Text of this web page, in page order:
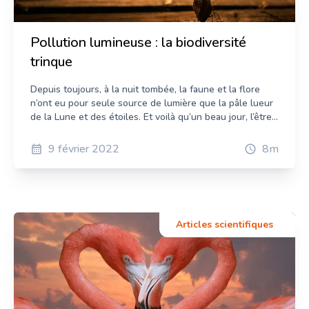
une gamme de fréquences dont certaines ne sont pas
perceptibles par nos oreilles, mais que les félins
mouvements du squelette sont également abordés dans
cette partie de l’exposition. Des félins et des hommes
Quels rapports l’espèce humaine entretient-elle avec les
félins ? Cette troisième partie de l’exposition va
s’attacher à répondre à cette question. Ils nous
fascinent, et cela ne date pas d’hier : en effet, ils sont
jouets à travers le temps. Dans l’Égypte antique, le lion
était très représenté au sein des divinités. Ainsi, il existe
des dieux à tête de lion dont la plus connue est la
les cultures asiatiques et africaines, ce n’est pas lui qui
remporte ce titre. Dans plusieurs pays d’Afrique, le
léopard surpasse le lion. C’est ce félin qui est associé au
pouvoir et à la puissance. Ainsi, il est possible de trouver
des tabourets en forme de léopard à destination des
lignées royales. En Chine, le roi des animaux est le tigre.
La forme du caractère d’écriture chinoise « 王 » signifiant
Ingénieure biologiste Chef de projet santé
environnement
Pollution lumineuse : la biodiversité
trinque
Depuis toujours, à la nuit tombée, la faune et la flore
n’ont eu pour seule source de lumière que la pâle lueur
de la Lune et des étoiles. Et voilà qu’un beau jour, l’être
quantité phénoménale de points lumineux tout autour
du globe. Quand ces lumières artificielles s’invitent chez
les écosystèmes, gare aux conséquences ! Si les effets
également perturbés… Et pas qu’un peu. Vivre de
lumière et d'eau fraîche Pour vivre et s’épanouir, les
plantes ont recours à la photosynthèse, processus au
cours duquel, sous l’action de la lumière du Soleil, les
feuilles transforment l’eau puisée dans le sol et le
dioxyde de carbone capté dans l’air en sucres nourriciers
et en dioxygène. Les éclairages artificiels peuvent-ils
9 février 2022 8m
Articles scientifiques